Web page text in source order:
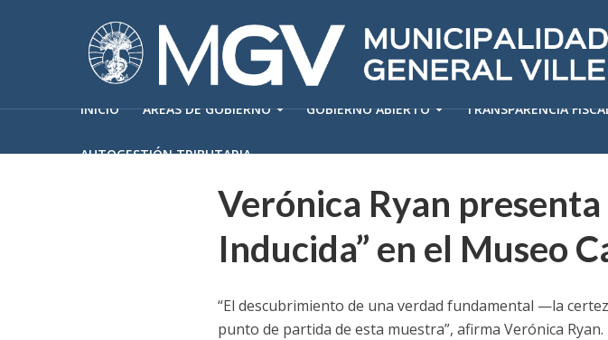
INICIO ÁREAS DE GOBIERNO GOBIERNO ABIERTO TRANSPARENCIA
AUTOGESTIÓN TRIBUTARIA
Verónica Ryan
Inducida” en el Museo
“El descubrimiento de una verdad fundamental —la
punto de partida de esta muestra”, afirma Verónica Ryan.